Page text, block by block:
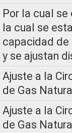
Por la cual se
la cual se
capacidad de
y se ajustan
Ajuste a la
de Gas
Ajuste a la
de Gas